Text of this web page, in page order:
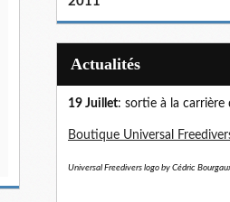
Actualités
19 Juillet: sortie à la carrière
Boutique Universal
Universal Freedivers logo by Cédric